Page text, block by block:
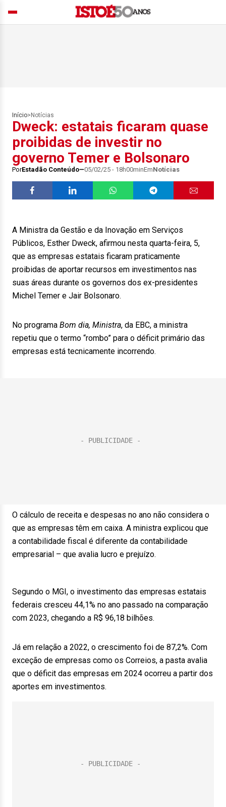
Início> Notícias
Dweck: estatais ficaram quase
proibidas de investir no
governo Temer e Bolsonaro
PorEstadão Conteúdo 05/02/25 - 18h00minEmNotícias
A Ministra da Gestão e da Inovação em Serviços
Públicos, Esther Dweck, afirmou nesta quarta-feira, 5,
que as empresas estatais ficaram praticamente
proibidas de aportar recursos em investimentos nas
suas áreas durante os governos dos ex-presidentes
Michel Temer e Jair Bolsonaro.
No programa Bom dia, Ministra, da EBC, a ministra
repetiu que o termo “rombo” para o déficit primário das
empresas está tecnicamente incorrendo.
O cálculo de receita e despesas no ano não considera o
que as empresas têm em caixa. A ministra explicou que
a contabilidade fiscal é diferente da contabilidade
empresarial – que avalia lucro e prejuízo.
Segundo o MGI, o investimento das empresas estatais
federais cresceu 44,1% no ano passado na comparação
com 2023, chegando a R$ 96,18 bilhões.
Já em relação a 2022, o crescimento foi de 87,2%. Com
exceção de empresas como os Correios, a pasta avalia
que o déficit das empresas em 2024 ocorreu a partir dos
aportes em investimentos.